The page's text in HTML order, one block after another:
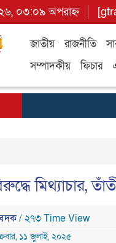
০৩:০৯ অপরাহ্ন
জাতীয় রাজনীতি
সম্পাদকীয়
ফিচার
মিথ্যাচার,
/ ২৭৩ Time View
১১ জুলাই, ২০২৫